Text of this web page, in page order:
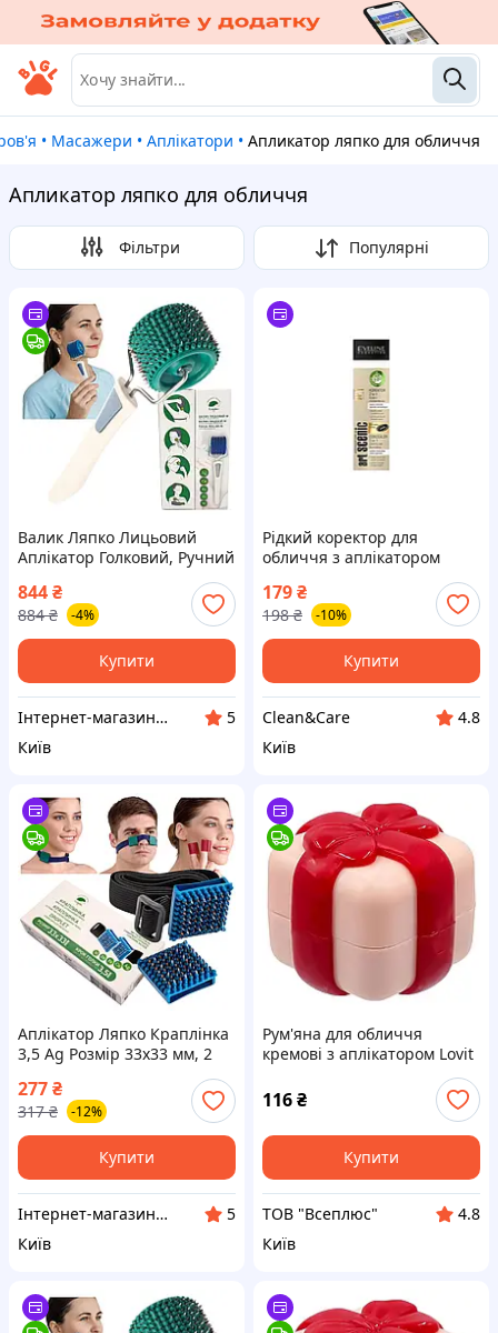
• Масажери • Аплікатори • Апликатор ляпко для обличчя
Апликатор ляпко для обличчя
Фільтри Популярні
Валик Ляпко Лицьовий
Аплікатор Голковий, Ручний
Масажер Для Обличчя та
Тіла 3,5 Ag Зелений
844₴
884 ₴ -4%
Купити
Інтернет-магазин «Здорове Життя»
5
Київ
Рідкий коректор для
обличчя з аплікатором
professional make-up face
concealer 2in1 05 nude 7 мл
179₴
198 ₴ -10%
Купити
Clean&Care
4.8
Київ
Аплікатор Ляпко Краплінка
3,5 Ag Розмір 33х33 мм, 2
акупунктурний масажер
для обличчя й тіла
277₴
317 ₴ -12%
Купити
Інтернет-магазин АРГО
5
Київ
Рум'яна для обличчя
кремові з аплікатором Lovit
116₴
Купити
ТОВ "Всеплюс"
4.8
Київ